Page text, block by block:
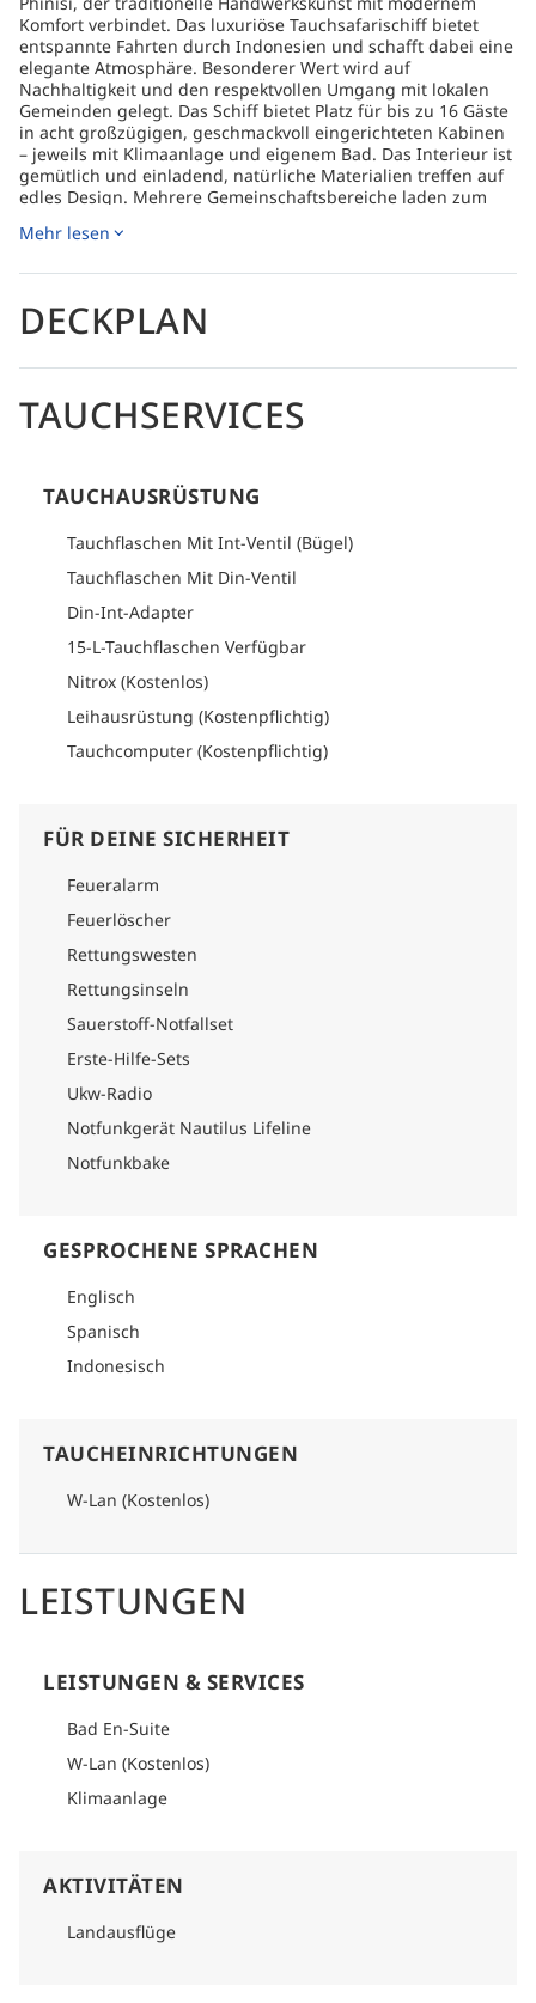
Komfort verbindet. Das luxuriöse Tauchsafarischiff bietet
entspannte Fahrten durch Indonesien und schafft dabei eine
elegante Atmosphäre. Besonderer Wert wird auf
Nachhaltigkeit und den respektvollen Umgang mit lokalen
Gemeinden gelegt. Das Schiff bietet Platz für bis zu 16 Gäste
in acht großzügigen, geschmackvoll eingerichteten Kabinen
– jeweils mit Klimaanlage und eigenem Bad. Das Interieur ist
gemütlich und einladend, natürliche Materialien treffen auf
edles Design. Mehrere Gemeinschaftsbereiche laden zum
Panoramablick, ein schattiges Außendeck für Mahlzeiten im
Tauchdeck wird von zwei Begleitbooten und einem
erfahrenen Team von Tauchprofis unterstützt. Nitrox steht
Du sicher, entspannt und mit unvergesslichen Erinnerungen
eindrucksvollste Reiseziele wie Raja Ampat, Komodo,
Halmahera, Alor, die Banda- und Forgotten Islands sowie die
den Tauchgängen kannst Du auf dem Sonnendeck
Mischung aus asiatischer und internationaler Küche – oder
teilnehmen. Coralia Liveaboard wird vom Team hinter dem
Papua Paradise Eco Resort betrieben und kombiniert echte
Gastfreundschaft, Umweltbewusstsein und erstklassiges
Tauchen zu einem ganz besonderen Erlebnis auf
Indonesiens tropischer See. Wie Du hinkommst: Schau bitte
bei der Logistikrubrik des jeweiligen Reiseverlaufs vorbei, um
alle Details zur Anreise zu erfahren.
Mehr lesen
DECKPLAN
TAUCHSERVICES
TAUCHAUSRÜSTUNG
Tauchflaschen Mit Int-Ventil (Bügel)
Tauchflaschen Mit Din-Ventil
Din-Int-Adapter
15-L-Tauchflaschen Verfügbar
Nitrox (Kostenlos)
Leihausrüstung (Kostenpflichtig)
Tauchcomputer (Kostenpflichtig)
FÜR DEINE SICHERHEIT
Feueralarm
Feuerlöscher
Rettungswesten
Rettungsinseln
Sauerstoff-Notfallset
Erste-Hilfe-Sets
Ukw-Radio
Notfunkgerät Nautilus Lifeline
Notfunkbake
GESPROCHENE SPRACHEN
Englisch
Spanisch
Indonesisch
TAUCHEINRICHTUNGEN
W-Lan (Kostenlos)
LEISTUNGEN
LEISTUNGEN & SERVICES
Bad En-Suite
W-Lan (Kostenlos)
Klimaanlage
AKTIVITÄTEN
Landausflüge